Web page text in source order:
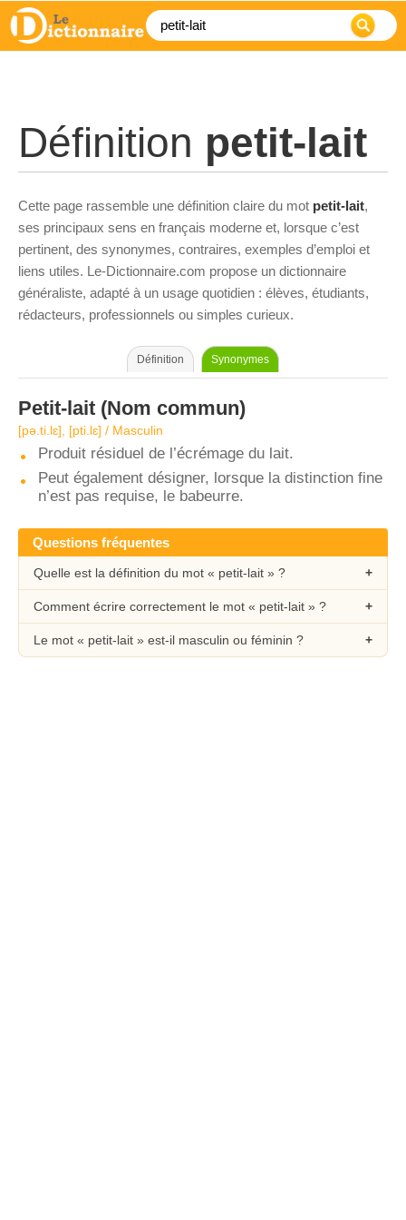
Définition petit-lait
Cette page rassemble une définition claire du mot petit-lait,
ses principaux sens en français moderne et, lorsque c’est
pertinent, des synonymes, contraires, exemples d’emploi et
liens utiles. Le-Dictionnaire.com propose un dictionnaire
généraliste, adapté à un usage quotidien : élèves, étudiants,
rédacteurs, professionnels ou simples curieux.
Définition Synonymes
Petit-lait (Nom commun)
[pə.ti.lɛ], [pti.lɛ] / Masculin
Produit résiduel de l’écrémage du lait.
Peut également désigner, lorsque la distinction fine
n’est pas requise, le babeurre.
Questions fréquentes
Quelle est la définition du mot « petit-lait » ?
Comment écrire correctement le mot « petit-lait » ?
Le mot « petit-lait » est-il masculin ou féminin ?